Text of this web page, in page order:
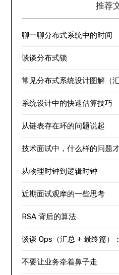
推荐
聊一聊分布式系统中的时间
谈谈分布式锁
常见分布式系统设计图解（汇
系统设计中的快速估算技巧
从链表存在环的问题说起
技术面试中，什么样的问题
从物理时钟到逻辑时钟
近期面试观摩的一些思考
RSA 背后的算法
谈谈 Ops（汇总 + 最终篇）
不要让业务牵着鼻子走